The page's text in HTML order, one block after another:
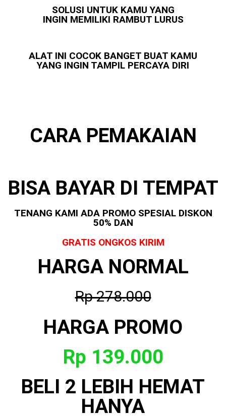
SOLUSI UNTUK KAMU YANG
INGIN MEMILIKI RAMBUT LURUS
ALAT INI COCOK BANGET BUAT KAMU
YANG INGIN TAMPIL PERCAYA DIRI
CARA PEMAKAIAN
BISA BAYAR DI TEMPAT
TENANG KAMI ADA PROMO SPESIAL DISKON
50% DAN
GRATIS ONGKOS KIRIM
HARGA NORMAL
Rp 278.000
HARGA PROMO
Rp 139.000
BELI 2 LEBIH HEMAT
HANYA